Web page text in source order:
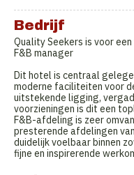
Bedrijf
Quality Seekers is voor
F&B manager
Dit hotel is centraal
moderne faciliteiten voor
uitstekende ligging,
voorzieningen is dit een
F&B-afdeling is zeer
presterende afdelingen
duidelijk voelbaar binnen
fijne en inspirerende